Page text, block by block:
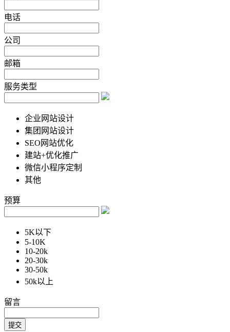
电话
公司
邮箱
服务类型
企业网站设计
集团网站设计
SEO网站优化
建站+优化推广
微信小程序定制
其他
预算
5K以下
5-10K
10-20k
20-30k
30-50k
50k以上
留言